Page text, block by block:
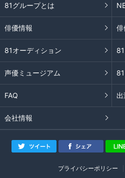
81グループとは
俳優情報 俳
81オーディション
声優ミュージアム
FAQ
会社情報
プライバシーポリシー